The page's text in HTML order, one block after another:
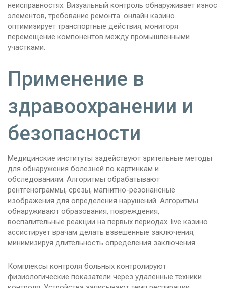
неисправностях. Визуальный контроль обнаруживает износ
элементов, требование ремонта. онлайн казино
оптимизирует транспортные действия, мониторя
перемещение компонентов между промышленными
участками.
Применение в
здравоохранении и
безопасности
Медицинские институты задействуют зрительные методы
для обнаружения болезней по картинкам и
обследованиям. Алгоритмы обрабатывают
рентгенограммы, срезы, магнитно-резонансные
изображения для определения нарушений. Алгоритмы
обнаруживают образования, повреждения,
воспалительные реакции на первых периодах. live казино
ассистирует врачам делать взвешенные заключения,
минимизируя длительность определения заключения.
Комплексы контроля больных контролируют
физиологические показатели через удаленные техники